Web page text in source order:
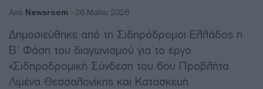
Από Newsroom 26 Μαΐου 2026
Δημοσιεύθηκε από τη Σιδηρόδρομοι Ελλάδος η
Β’ Φάση του διαγωνισμού για το έργο
«Σιδηροδρομική Σύνδεση του 6ου Προβλήτα
Λιμένα Θεσσαλονίκης και Κατασκευή